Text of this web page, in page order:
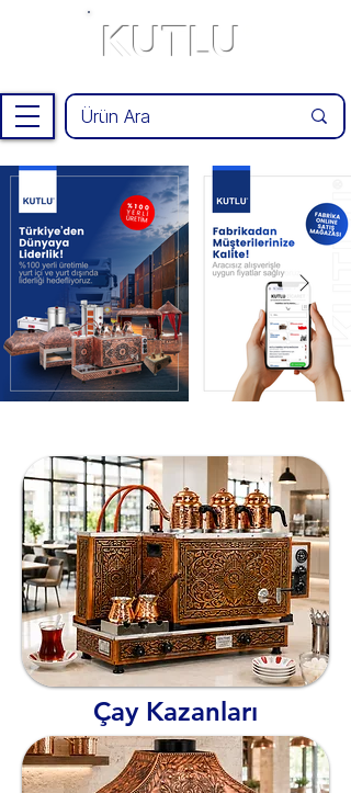
KUTLU
Çay Kazanları